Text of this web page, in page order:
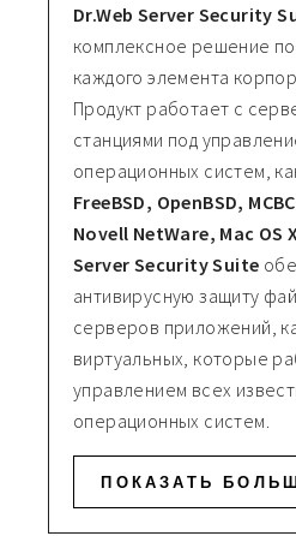
Dr.Web Server Security
комплексное решение
каждого элемента
Продукт работает с
станциями под
операционных систем,
FreeBSD, OpenBSD,
Novell NetWare, Mac OS
Server Security Suite
антивирусную защиту
серверов приложений,
виртуальных, которые
управлением всех
операционных систем.
ПОКАЗАТЬ